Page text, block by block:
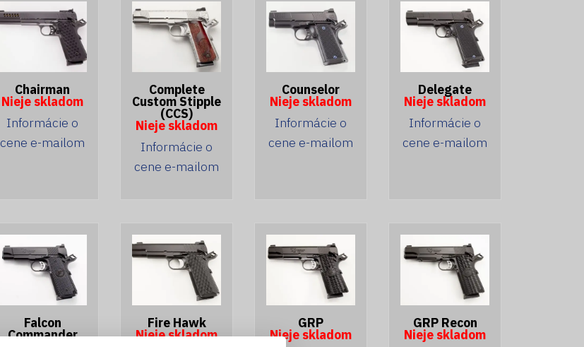
Chairman
Nieje skladom
Informácie o
cene e-mailom
Complete
Custom Stipple
(CCS)
Nieje skladom
Informácie o
cene e-mailom
Counselor
Nieje skladom
Informácie o
cene e-mailom
Delegate
Nieje skladom
Informácie o
cene e-mailom
Falcon
Commander
Fire Hawk
Nieje skladom
GRP
Nieje skladom
GRP Recon
Nieje skladom